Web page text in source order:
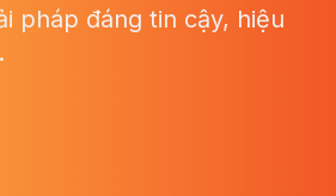
pháp đáng tin cậy, hiệu